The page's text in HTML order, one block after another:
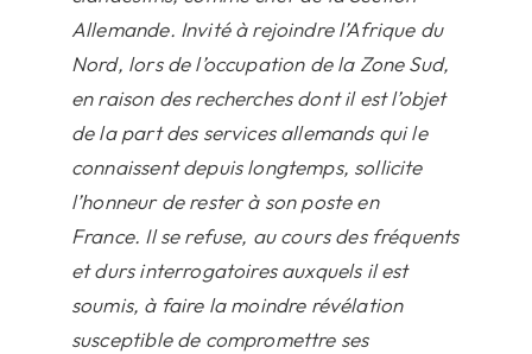
Allemande. Invité à rejoindre l’Afrique du
Nord, lors de l’occupation de la Zone Sud,
en raison des recherches dont il est l’objet
de la part des services allemands qui le
connaissent depuis longtemps, sollicite
l’honneur de rester à son poste en
France. Il se refuse, au cours des fréquents
et durs interrogatoires auxquels il est
soumis, à faire la moindre révélation
susceptible de compromettre ses